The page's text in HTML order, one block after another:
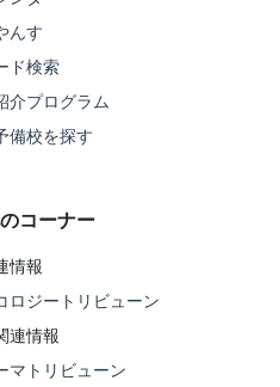
んす
ド検索
介プログラム
備校を探す
コーナー
情報
ロジートリビューン
連情報
マトリビューン